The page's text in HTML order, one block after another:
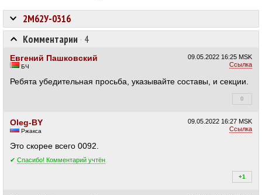
2М62У-0316
Комментарии · 4
09.05.2022 16:25 MSK
Ссылка
Евгений Пашковский
БЧ
Ребята убедительная просьба, указывайте составы, и секции.
0
09.05.2022 16:27 MSK
Ссылка
Oleg-BY
Ржакса
Это скорее всего 0092.
✔ Спасибо! Комментарий учтён
+1